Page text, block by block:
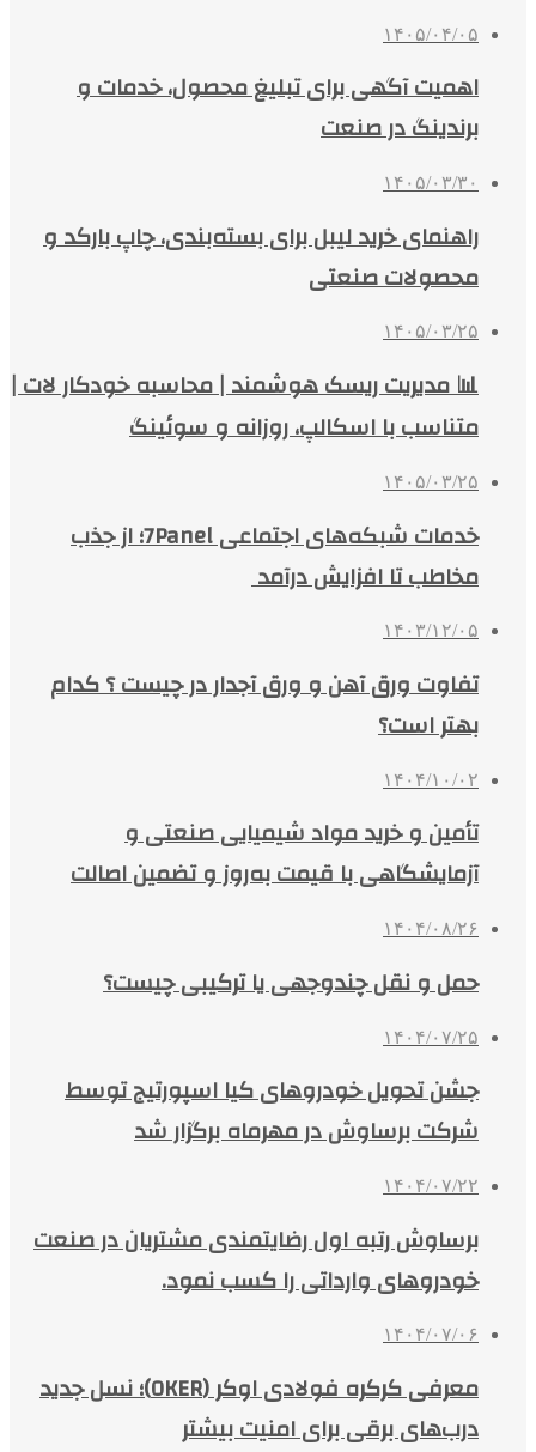
۱۴۰۵/۰۴/۰۵
اهمیت آگهی برای تبلیغ محصول، خدمات و
برندینگ در صنعت
۱۴۰۵/۰۳/۳۰
راهنمای خرید لیبل برای بسته‌بندی، چاپ بارکد و
محصولات صنعتی
۱۴۰۵/۰۳/۲۵
📊 مدیریت ریسک هوشمند | محاسبه خودکار لات |
متناسب با اسکالپ، روزانه و سوئینگ
۱۴۰۵/۰۳/۲۵
خدمات شبکه‌های اجتماعی 7Panel؛ از جذب
مخاطب تا افزایش درآمد
۱۴۰۳/۱۲/۰۵
تفاوت ورق آهن و ورق آجدار در چیست ؟ کدام
بهتر است؟
۱۴۰۴/۱۰/۰۲
تأمین و خرید مواد شیمیایی صنعتی و
آزمایشگاهی با قیمت به‌روز و تضمین اصالت
۱۴۰۴/۰۸/۲۶
حمل و نقل چندوجهی یا ترکیبی چیست؟
۱۴۰۴/۰۷/۲۵
جشن تحویل خودروهای کیا اسپورتیج توسط
شرکت برساوش در مهرماه برگزار شد
۱۴۰۴/۰۷/۲۲
برساوش رتبه اول رضایتمندی مشتریان در صنعت
خودروهای وارداتی را کسب نمود.
۱۴۰۴/۰۷/۰۶
معرفی کرکره فولادی اوکر (OKER)؛ نسل جدید
درب‌های برقی برای امنیت بیشتر